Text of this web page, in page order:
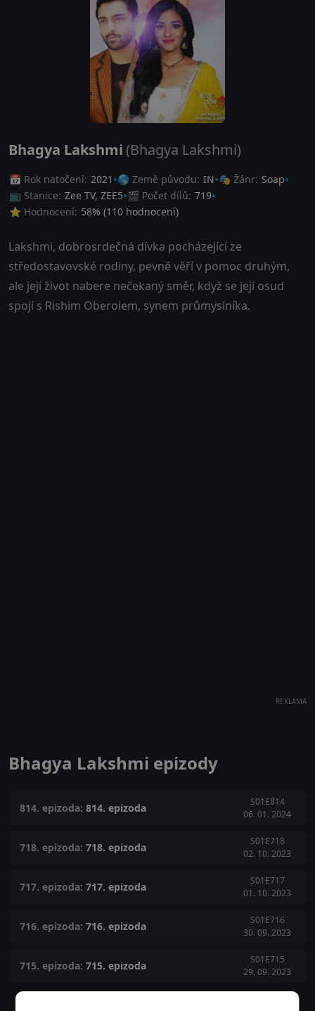
Bhagya Lakshmi (Bhagya Lakshmi)
📅 Rok natočení: 2021 🌎 Země původu: IN 🎭 Žánr: Soap
📺 Stanice: Zee TV, ZEE5 🎬 Počet dílů: 719
⭐ Hodnocení: 58% (110 hodnocení)
Lakshmi, dobrosrdečná dívka pocházející ze
středostavovské rodiny, pevně věří v pomoc druhým,
ale její život nabere nečekaný směr, když se její osud
spojí s Rishim Oberoiem, synem průmyslníka.
REKLAMA
Bhagya Lakshmi epizody
814. epizoda: 814. epizoda
S01E814
06. 01. 2024
718. epizoda: 718. epizoda
S01E718
02. 10. 2023
717. epizoda: 717. epizoda
S01E717
01. 10. 2023
716. epizoda: 716. epizoda
S01E716
30. 09. 2023
715. epizoda: 715. epizoda
S01E715
29. 09. 2023